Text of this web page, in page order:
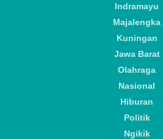
Indramayu
Majalengka
Kuningan
Jawa Barat
Olahraga
Nasional
Hiburan
Politik
Ngikik